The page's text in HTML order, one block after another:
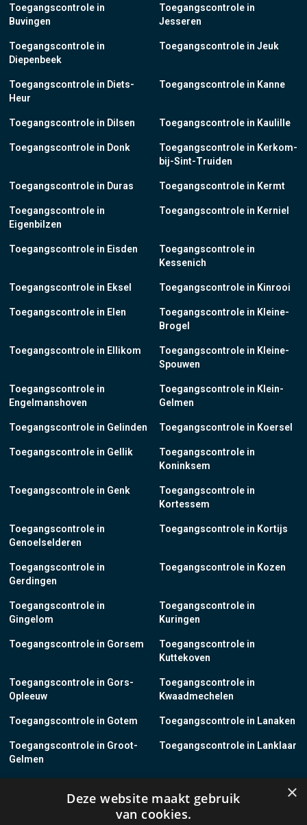
Toegangscontrole in
Buvingen
Toegangscontrole in
Diepenbeek
Toegangscontrole in Diets-
Heur
Toegangscontrole in Dilsen
Toegangscontrole in Donk
Toegangscontrole in Duras
Toegangscontrole in
Eigenbilzen
Toegangscontrole in Eisden
Toegangscontrole in Eksel
Toegangscontrole in Elen
Toegangscontrole in Ellikom
Toegangscontrole in
Engelmanshoven
Toegangscontrole in Gelinden
Toegangscontrole in Gellik
Toegangscontrole in Genk
Toegangscontrole in
Genoelselderen
Toegangscontrole in
Gerdingen
Toegangscontrole in
Gingelom
Toegangscontrole in Gorsem
Toegangscontrole in Gors-
Opleeuw
Toegangscontrole in Gotem
Toegangscontrole in Groot-
Gelmen
Toegangscontrole in Grote-
Toegangscontrole in
Jesseren
Toegangscontrole in Jeuk
Toegangscontrole in Kanne
Toegangscontrole in Kaulille
Toegangscontrole in Kerkom-
bij-Sint-Truiden
Toegangscontrole in Kermt
Toegangscontrole in Kerniel
Toegangscontrole in
Kessenich
Toegangscontrole in Kinrooi
Toegangscontrole in Kleine-
Brogel
Toegangscontrole in Kleine-
Spouwen
Toegangscontrole in Klein-
Gelmen
Toegangscontrole in Koersel
Toegangscontrole in
Koninksem
Toegangscontrole in
Kortessem
Toegangscontrole in Kortijs
Toegangscontrole in Kozen
Toegangscontrole in
Kuringen
Toegangscontrole in
Kuttekoven
Toegangscontrole in
Kwaadmechelen
Toegangscontrole in Lanaken
Toegangscontrole in Lanklaar
Toegangscontrole in
×
Deze website maakt gebruik
van cookies.